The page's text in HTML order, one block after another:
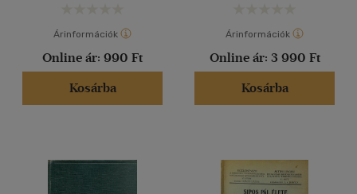
Árinformációk
Online ár: 990 Ft
Kosárba
Árinformációk
Online ár: 3 990 Ft
Kosárba